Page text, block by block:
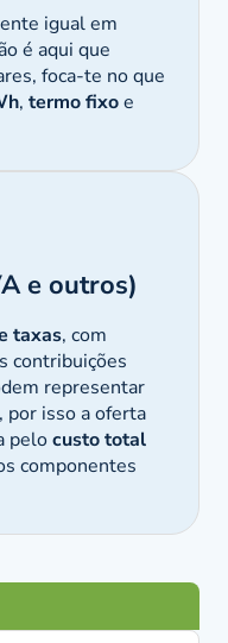
igual em
é aqui que
foca-te no que
, termo fixoe
e outros)
taxas, com
contribuições
representar
isso a oferta
pelocusto total
componentes